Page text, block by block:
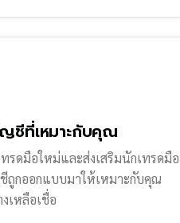
ญชีที่เหมาะกับคุณ
รดมือใหม่และส่งเสริมนักเทรดมือ
กออกแบบมาให้เหมาะกับคุณ
เหลือเชื่อ